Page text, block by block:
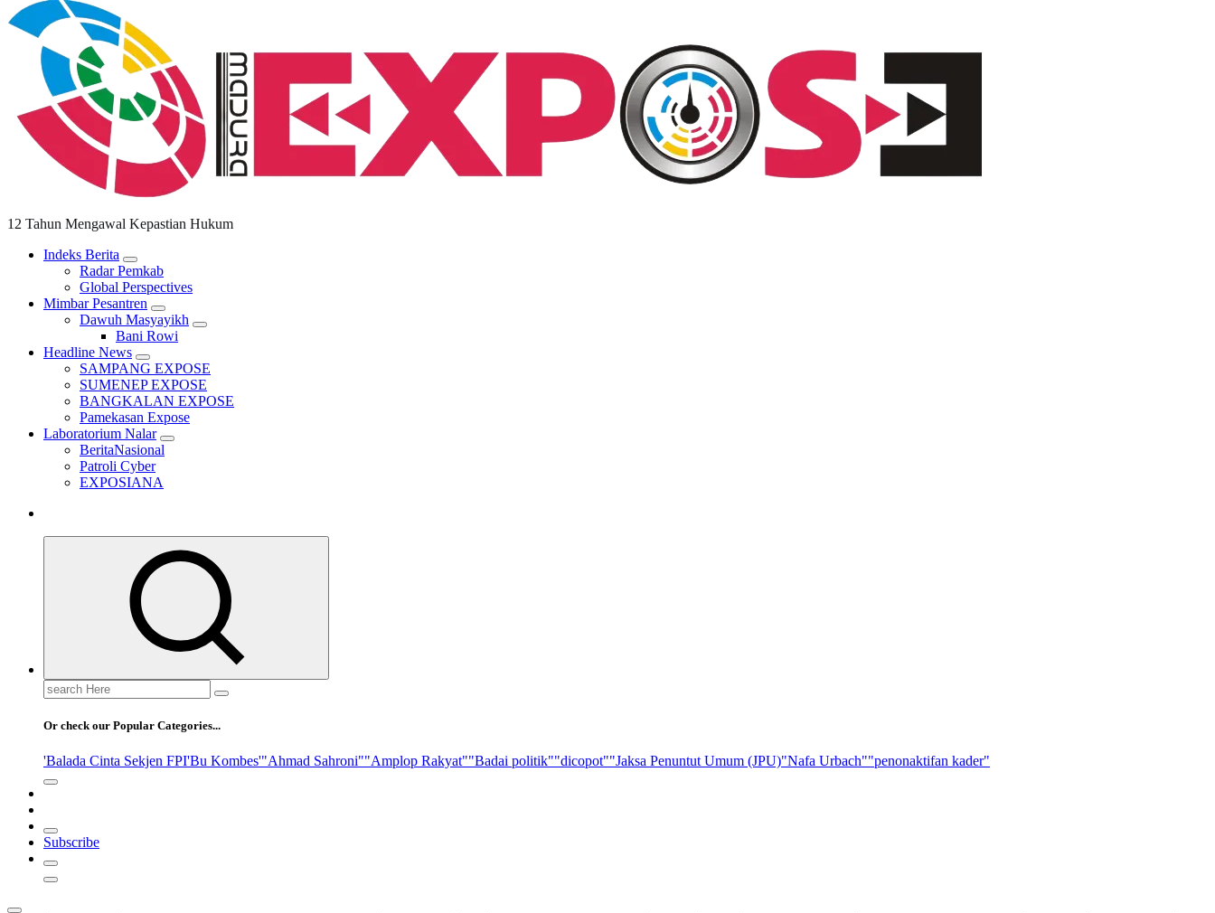
12 Tahun Mengawal Kepastian Hukum
Indeks Berita
Radar Pemkab
Global Perspectives
Mimbar Pesantren
Dawuh Masyayikh
Bani Rowi
Headline News
SAMPANG EXPOSE
SUMENEP EXPOSE
BANGKALAN EXPOSE
Pamekasan Expose
Laboratorium Nalar
BeritaNasional
Patroli Cyber
EXPOSIANA
Search
for:
Or check our Popular Categories...
'Balada Cinta Sekjen FPI'Bu Kombes'"Ahmad Sahroni""Amplop Rakyat""Badai politik""dicopot""Jaksa Penuntut Umum (JPU)"Nafa Urbach""penonaktifan kader"
Subscribe